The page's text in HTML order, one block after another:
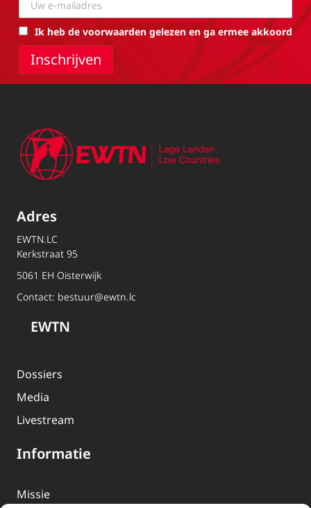
Ik heb de voorwaarden gelezen en ga ermee akkoord
Adres
EWTN.LC
Kerkstraat 95
5061 EH Oisterwijk
Contact: bestuur@ewtn.lc
EWTN
Dossiers
Media
Livestream
Informatie
Missie